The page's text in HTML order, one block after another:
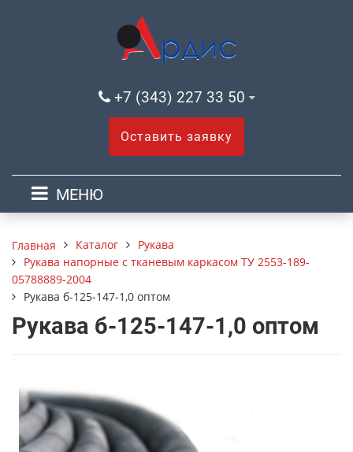
+7 (343) 227 33 50
Оставить заявку
МЕНЮ
Главная Каталог
Рукава
Рукава напорные с тканевым каркасом ТУ 2553-189-
05788889-2004
Рукава б-125-147-1,0 оптом
Рукава б-125-147-1,0 оптом